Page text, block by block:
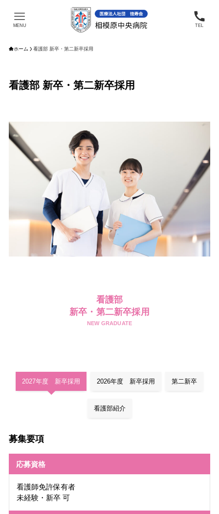
TEL
MENU
ホーム 看護部 新卒・第二新卒採用
看護部 新卒・第二新卒採用
看護部
新卒・第二新卒採用
NEW GRADUATE
2027年度 新卒採用 2026年度 新卒採用 第二新卒
看護部紹介
募集要項
応募資格
看護師免許保有者
未経験・新卒 可